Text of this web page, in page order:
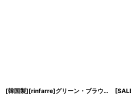
[韓国製][rinfarre]グリーン・ブラウン・花柄・ボタニカル・Vネック・カシュクール・七分袖・マキシ・ロングドレス・ラップ・ワンピース[山崎みどり着用][送料無料]mygr